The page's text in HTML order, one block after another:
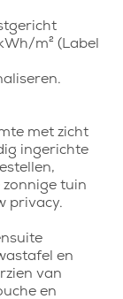
m² (Label
met zicht
ingerichte
tuin
privacy.
en
van
en